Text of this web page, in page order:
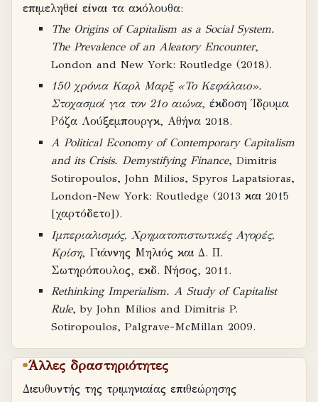
επιμεληθεί είναι τα ακόλουθα:
The Origins of Capitalism as a Social System.
The Prevalence of an Aleatory Encounter,
London and New York: Routledge (2018).
150 χρόνια Καρλ Μαρξ «Το Κεφάλαιο».
Στοχασμοί για τον 21ο αιώνα, έκδοση Ίδρυμα
Ρόζα Λούξεμπουργκ, Αθήνα 2018.
A Political Economy of Contemporary Capitalism
and its Crisis. Demystifying Finance, Dimitris
Sotiropoulos, John Milios, Spyros Lapatsioras,
London-New York: Routledge (2013 και 2015
[χαρτόδετο]).
Ιμπεριαλισμός, Χρηματοπιστωτικές Αγορές,
Κρίση, Γιάννης Μηλιός και Δ. Π.
Σωτηρόπουλος, εκδ. Νήσος, 2011.
Rethinking Imperialism. A Study of Capitalist
Rule, by John Milios and Dimitris P.
Sotiropoulos, Palgrave-McMillan 2009.
Άλλες δραστηριότητες
Διευθυντής της τριμηνιαίας επιθεώρησης